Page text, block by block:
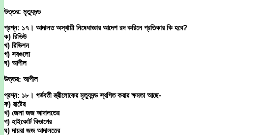
উত্তর: মৃত্যুদন্ড
প্রশ্ন: ১৭। আদালত অস্থায়ী নিষেধাজ্ঞার আদেশ রদ করিলে প্রতিকার কি হবে?
ক) রিভিউ
খ) রিভিশন
গ) সবগুলো
ঘ) আপীল
উত্তর: আপীল
প্রশ্ন: ১৮। গর্ভবতী স্ত্রীলোকের মৃত্যুদন্ড স্থগিত করার ক্ষমতা আছে-
ক) রাষ্টের
খ) জেলা জজ আদালতের
গ) হাইকোর্ট বিভাগের
ঘ) দায়রা জজ আদালতের